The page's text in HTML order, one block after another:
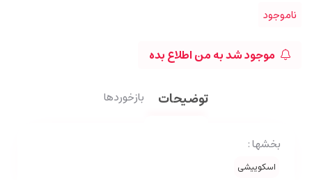
ناموجود
موجود شد به من اطلاع بده
توضیحات بازخوردها
بخشها :
اسکوییشی